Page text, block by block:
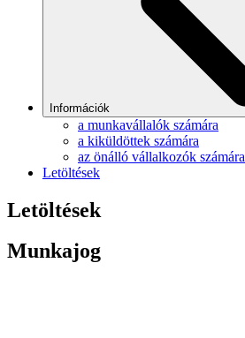
Információk
a munkavállalók számára
a kiküldöttek számára
az önálló vállalkozók számára
Letöltések
Letöltések
Munkajog